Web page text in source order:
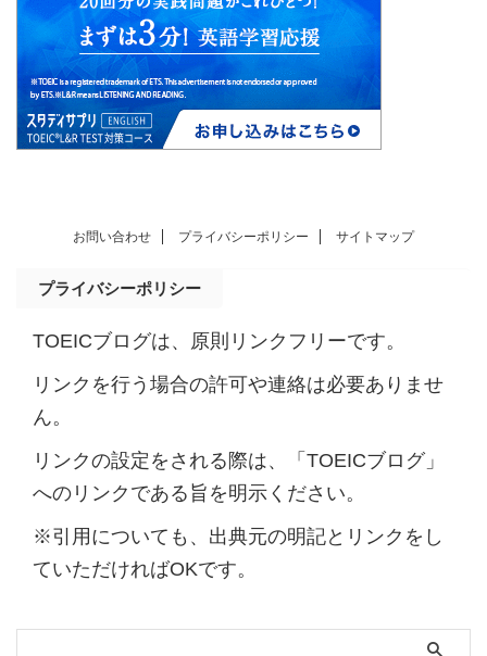
お問い合わせ プライバシーポリシー サイトマップ
プライバシーポリシー
TOEICブログは、原則リンクフリーです。
リンクを行う場合の許可や連絡は必要ありませ
ん。
リンクの設定をされる際は、「TOEICブログ」
へのリンクである旨を明示ください。
※引用についても、出典元の明記とリンクをし
ていただければOKです。